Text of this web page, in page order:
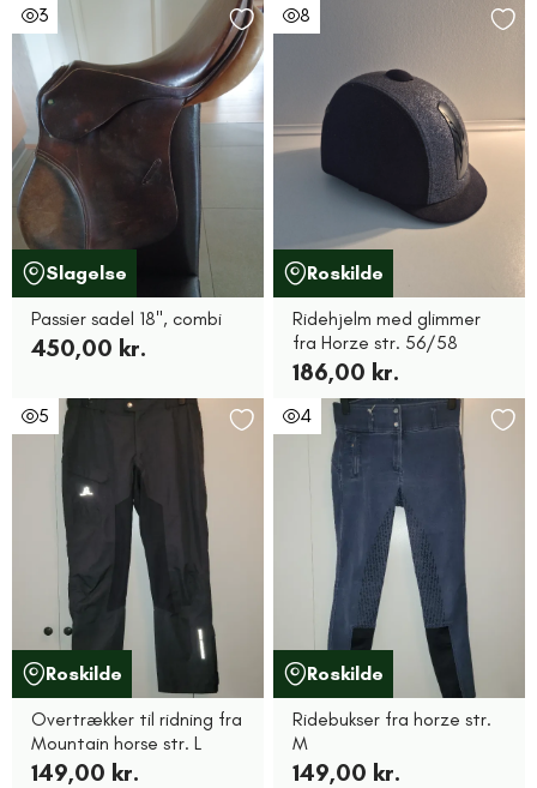
3
Slagelse
Passier sadel 18", combi
450,00 kr.
8
Roskilde
Ridehjelm med glimmer
fra Horze str. 56/58
186,00 kr.
5
Roskilde
Overtrækker til ridning fra
Mountain horse str. L
149,00 kr.
4
Roskilde
Ridebukser fra horze str.
M
149,00 kr.